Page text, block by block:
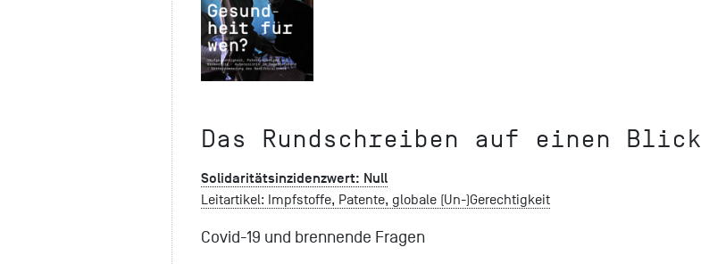
Das Rundschreiben auf einen Blick
Solidaritätsinzidenzwert: Null
Leitartikel: Impfstoffe, Patente, globale (Un-)Gerechtigkeit
Covid-19 und brennende Fragen